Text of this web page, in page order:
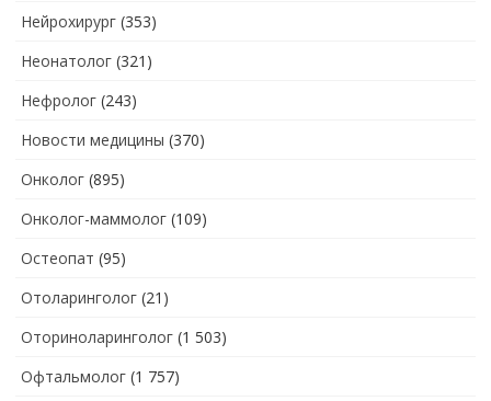
Нейрохирург (353)
Неонатолог (321)
Нефролог (243)
Новости медицины (370)
Онколог (895)
Онколог-маммолог (109)
Остеопат (95)
Отоларинголог (21)
Оториноларинголог (1 503)
Офтальмолог (1 757)